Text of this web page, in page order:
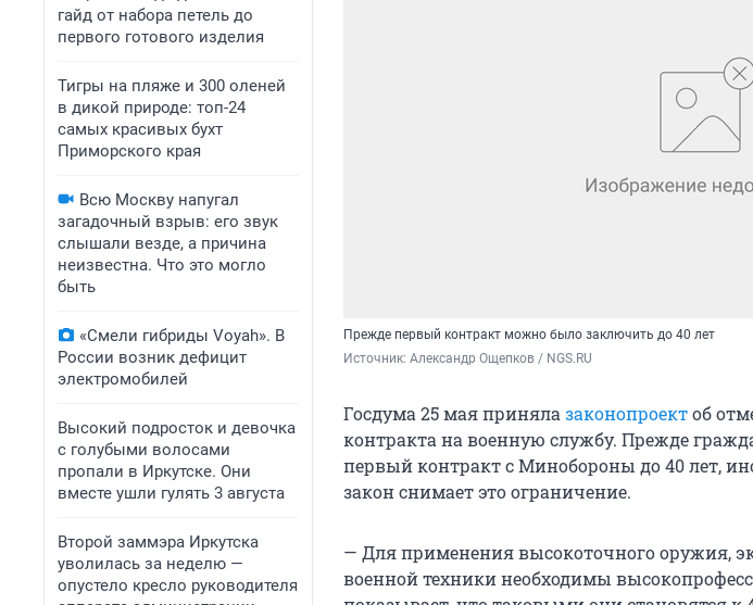
гайд от набора петель до
первого готового изделия
Тигры на пляже и 300 оленей
в дикой природе: топ-24
самых красивых бухт
Приморского края
Всю Москву напугал
загадочный взрыв: его звук
слышали везде, а причина
неизвестна. Что это могло
быть
«Смели гибриды Voyah». В
России возник дефицит
электромобилей
Высокий подросток и девочка
с голубыми волосами
пропали в Иркутске. Они
вместе ушли гулять 3 августа
Второй заммэра Иркутска
уволилась за неделю —
опустело кресло руководителя
Прежде первый контракт можно было заключить до 40 лет
Источник: Александр Ощепков / NGS.RU
Госдума 25 мая приняла законопроектоб
контракта на военную службу. Прежде
первый контракт с Минобороны до 40 лет,
закон снимает это ограничение.
— Для применения высокоточного оружия,
военной техники необходимы